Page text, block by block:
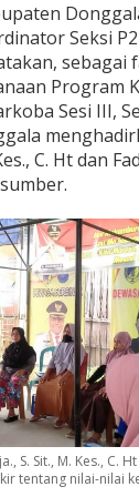
2
M
Seksi
sebagai
Program
Sesi III,
C. Ht dan
S. Sit., M. Kes., C.
tentang nilai-nilai